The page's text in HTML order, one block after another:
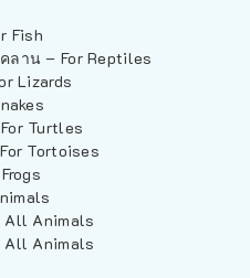
Fish
ลาน – For Reptiles
Lizards
Turtles
Tortoises
All Animals
All Animals